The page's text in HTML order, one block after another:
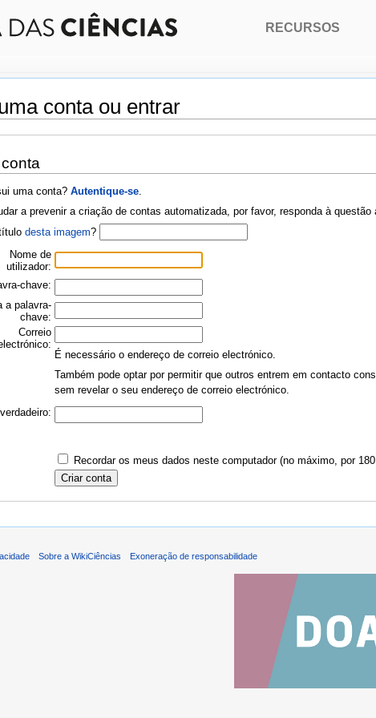
conta ou entrar
,pesquisa
uma conta? Autentique-se.
a prevenir a criação de contas automatizada, por favor, responda à questão
desta imagem?
Nome de
utilizador:
chave:
a palavra-
chave:
Correio
É necessário o endereço de correio electrónico.
Também pode optar por permitir que outros entrem em contacto
sem revelar o seu endereço de correio electrónico.
Recordar os meus dados neste computador (no máximo, por
RECURSOS
Sobre a WikiCiências Exoneração de responsabilidade